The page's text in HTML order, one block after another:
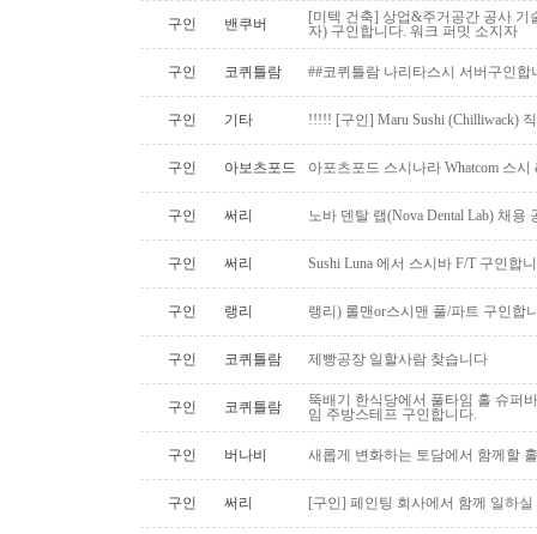
구인 밴쿠버
[미텍 건축] 상업&주거공간 공사
자) 구인합니다. 워크 퍼밋 소지자
구인 코퀴틀람 ##코퀴틀람 나리타스시 서버구인합
구인 기타 !!!!! [구인] Maru Sushi (Chilliwack)
구인 아보츠포드 아포츠포드 스시나라 Whatcom 스
구인 써리 노바 덴탈 랩(Nova Dental Lab) 채용
구인 써리 Sushi Luna 에서 스시바 F/T 구인합
구인 랭리 랭리) 롤맨or스시맨 풀/파트 구인합
구인 코퀴틀람 제빵공장 일할사람 찾습니다
구인 코퀴틀람
뚝배기 한식당에서 풀타임 홀 슈퍼
임 주방스테프 구인합니다.
구인 버나비 새롭게 변화하는 토담에서 함께할
구인 써리 [구인] 페인팅 회사에서 함께 일하